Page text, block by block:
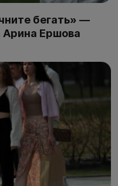
бегать» —
Арина Ершова